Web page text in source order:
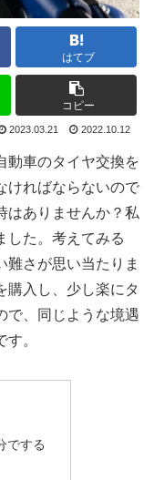
はてブ
コピー
2023.03.21 2022.10.12
動車のタイヤ交換を
ければならないので
はありませんか？私
した。考えてみる
難さが思い当たりま
購入し、少し楽にタ
で、同じような境遇
。
でする